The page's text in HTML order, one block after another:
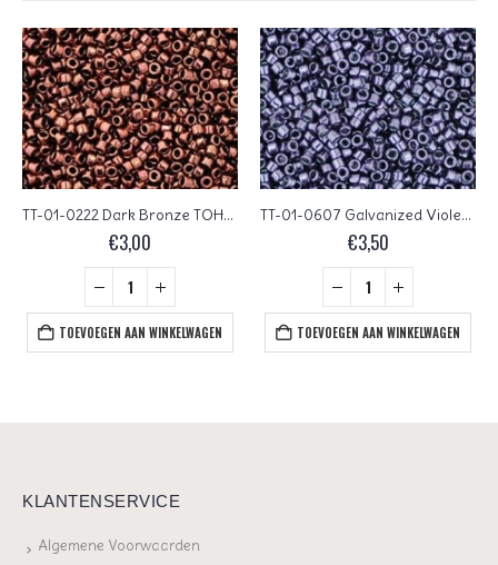
TT-01-0222 Dark Bronze TOHO Treasures 11/0
€3,00
TOEVOEGEN AAN WINKELWAGEN
TT-01-0607 Galvanized Violet TOHO Treasures 11/0
€3,50
TOEVOEGEN AAN WINKELWAGEN
KLANTENSERVICE
Algemene Voorwaarden